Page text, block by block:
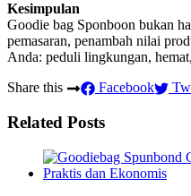
Kesimpulan
Goodie bag Sponboon bukan
pemasaran, penambah nilai
Anda: peduli lingkungan,
Share this
Facebook
Related Posts